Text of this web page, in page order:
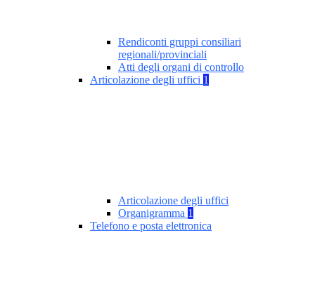
Rendiconti gruppi consiliari
regionali/provinciali
Atti degli organi di controllo
Articolazione degli uffici 1
Articolazione degli uffici
Organigramma 1
Telefono e posta elettronica